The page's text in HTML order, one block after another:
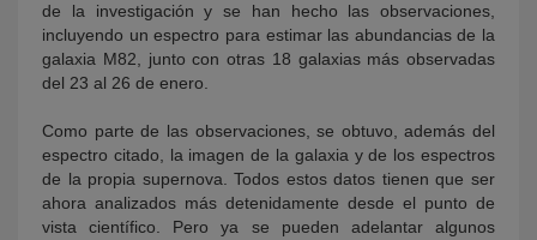
de la investigación y se han hecho las observaciones,
incluyendo un espectro para estimar las abundancias de la
galaxia M82, junto con otras 18 galaxias más observadas
del 23 al 26 de enero.
Como parte de las observaciones, se obtuvo, además del
espectro citado, la imagen de la galaxia y de los espectros
de la propia supernova. Todos estos datos tienen que ser
ahora analizados más detenidamente desde el punto de
vista científico. Pero ya se pueden adelantar algunos